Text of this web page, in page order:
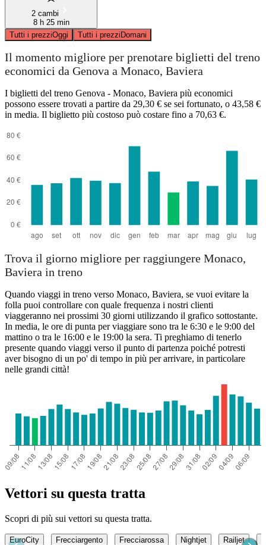
2 cambi
8 h 25 min
Tutti i prezziOggi Tutti i prezziDomani
Il momento migliore per prenotare biglietti del treno
economici da Genova a Monaco, Baviera
I biglietti del treno Genova - Monaco, Baviera più economici
possono essere trovati a partire da 29,30 € se sei fortunato, o 43,58 €
in media. Il biglietto più costoso può costare fino a 70,63 €.
Trova il giorno migliore per raggiungere Monaco,
Baviera in treno
Quando viaggi in treno verso Monaco, Baviera, se vuoi evitare la
folla puoi controllare con quale frequenza i nostri clienti
viaggeranno nei prossimi 30 giorni utilizzando il grafico sottostante.
In media, le ore di punta per viaggiare sono tra le 6:30 e le 9:00 del
mattino o tra le 16:00 e le 19:00 la sera. Ti preghiamo di tenerlo
presente quando viaggi verso il punto di partenza poiché potresti
aver bisogno di un po' di tempo in più per arrivare, in particolare
nelle grandi città!
Vettori su questa tratta
Scopri di più sui vettori su questa tratta.
EuroCity Frecciargento Frecciarossa Nightjet Railjet